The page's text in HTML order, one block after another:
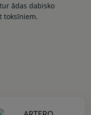
ādas dabisko
toksīniem.